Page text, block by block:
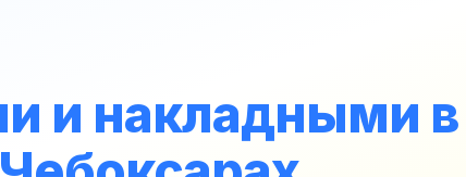
и накладными в